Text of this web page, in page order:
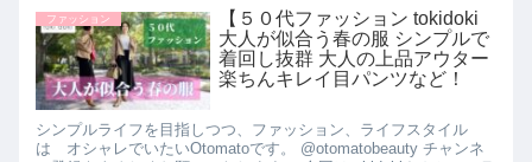
ファッション
【５０代ファッション tokidoki
大人が似合う春の服 シンプルで
着回し抜群 大人の上品アウター
楽ちんキレイ目パンツなど！
シンプルライフを目指しつつ、ファッション、ライフスタイル
は オシャレでいたいOtomatoです。 @otomatobeauty チャンネ